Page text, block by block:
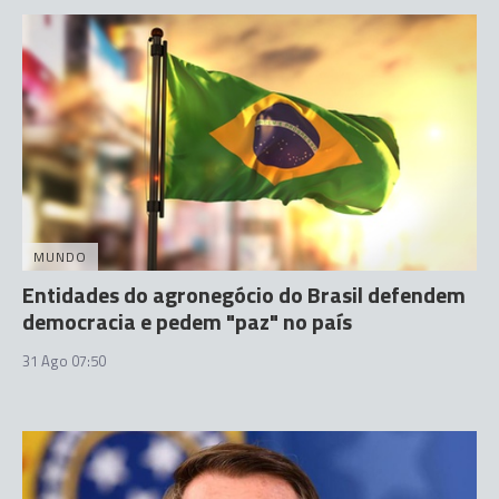
MUNDO
Entidades do agronegócio do Brasil defendem
democracia e pedem "paz" no país
31 Ago 07:50